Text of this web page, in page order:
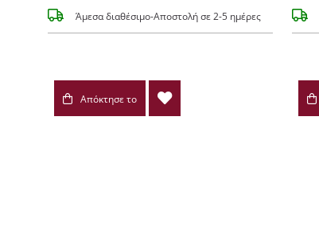
Άμεσα διαθέσιμο-Αποστολή σε 2-5 ημέρες
Απόκτησε το